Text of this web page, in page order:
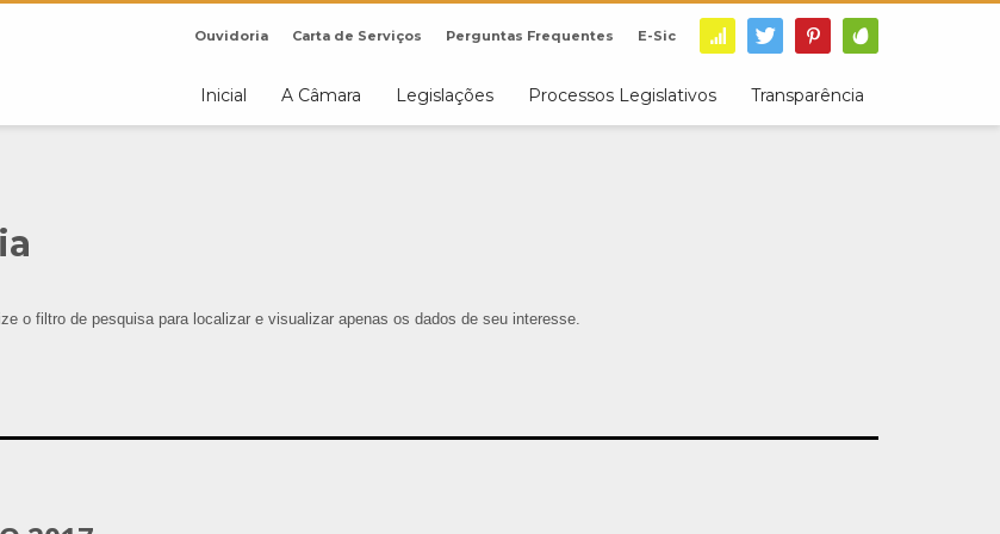
Ouvidoria Carta de Serviços Perguntas Frequentes E-Sic
Inicial A Câmara Legislações Processos Legislativos Transparência
o filtro de pesquisa para localizar e visualizar apenas os dados de seu interesse.